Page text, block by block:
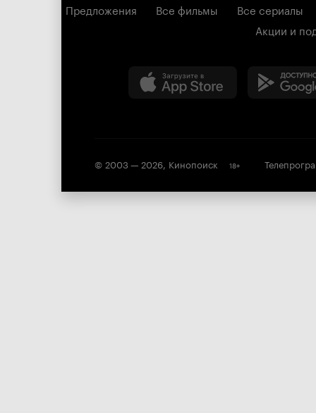
Предложения
Все фильмы
Все сериалы
Акции и
© 2003 — 2026, Кинопоиск 18+